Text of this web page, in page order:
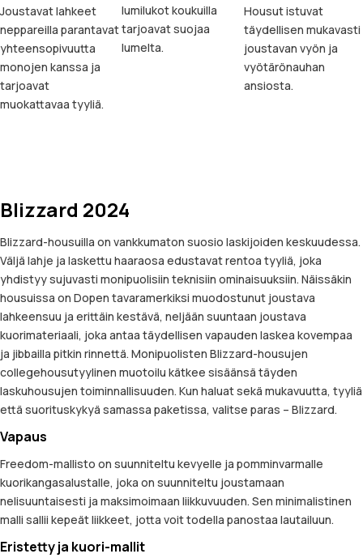
Joustavat lahkeet
neppareilla parantavat
yhteensopivuutta
monojen kanssa ja
tarjoavat
muokattavaa tyyliä.
lumilukot koukuilla
tarjoavat suojaa
lumelta.
Housut istuvat
täydellisen mukavasti
joustavan vyön ja
vyötärönauhan
ansiosta.
Blizzard 2024
Blizzard-housuilla on vankkumaton suosio laskijoiden keskuudessa.
Väljä lahje ja laskettu haaraosa edustavat rentoa tyyliä, joka
yhdistyy sujuvasti monipuolisiin teknisiin ominaisuuksiin. Näissäkin
housuissa on Dopen tavaramerkiksi muodostunut joustava
lahkeensuu ja erittäin kestävä, neljään suuntaan joustava
kuorimateriaali, joka antaa täydellisen vapauden laskea kovempaa
ja jibbailla pitkin rinnettä. Monipuolisten Blizzard-housujen
collegehousutyylinen muotoilu kätkee sisäänsä täyden
laskuhousujen toiminnallisuuden. Kun haluat sekä mukavuutta, tyyliä
että suorituskykyä samassa paketissa, valitse paras – Blizzard.
Vapaus
Freedom-mallisto on suunniteltu kevyelle ja pomminvarmalle
kuorikangasalustalle, joka on suunniteltu joustamaan
nelisuuntaisesti ja maksimoimaan liikkuvuuden. Sen minimalistinen
malli sallii kepeät liikkeet, jotta voit todella panostaa lautailuun.
Eristetty ja kuori-mallit